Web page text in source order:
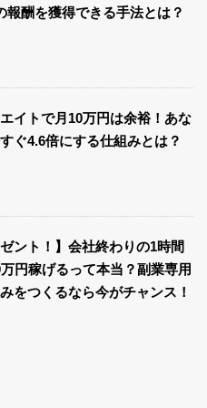
報酬を獲得できる手法とは？
イトで月10万円は余裕！あな
ぐ4.6倍にする仕組みとは？
ゼント！】会社終わりの1時間
円稼げるって本当？副業専用
をつくるなら今がチャンス！